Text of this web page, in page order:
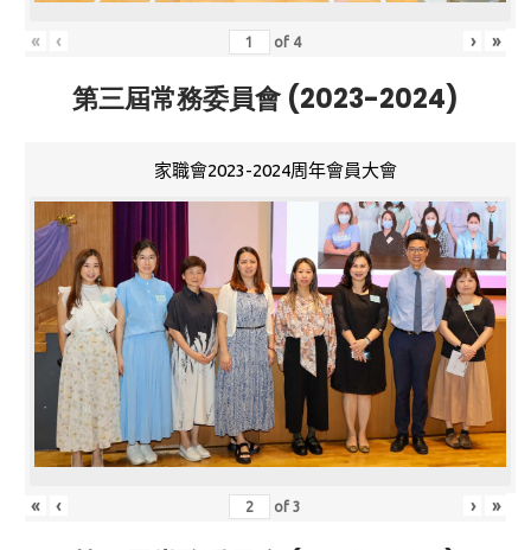
« ‹ of 4 › »
第三屆常務委員會 (2023-2024)
家職會2023-2024周年會員大會
« ‹ of3 › »